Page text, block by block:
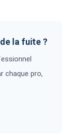
la fuite ?
chaque pro,